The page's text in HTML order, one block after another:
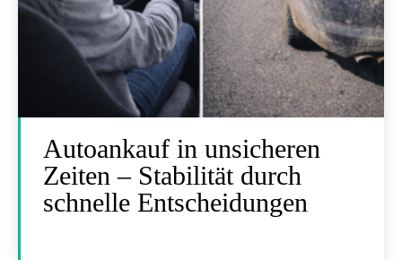
Autoankauf in unsicheren
Zeiten – Stabilität durch
schnelle Entscheidungen